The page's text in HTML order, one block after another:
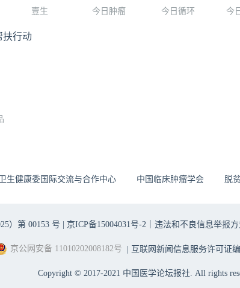
壹生 今日肿瘤 今日循环 今
扶行动
生健康委国际交流与合作中心 中国临床肿瘤学会 脱
）第 00153 号 | 京ICP备15004031号-2｜违法和不良信息举报方
京公网安备 11010202008182号 | 互联网新闻信息服务许可证编
Copyright © 2017-2021 中国医学论坛报社. All rights